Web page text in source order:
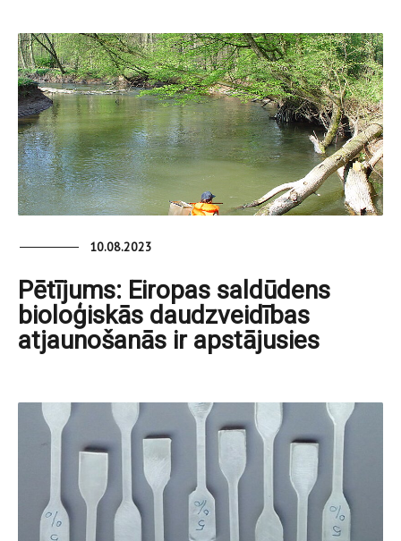
10.08.2023
Pētījums: Eiropas saldūdens
bioloģiskās daudzveidības
atjaunošanās ir apstājusies